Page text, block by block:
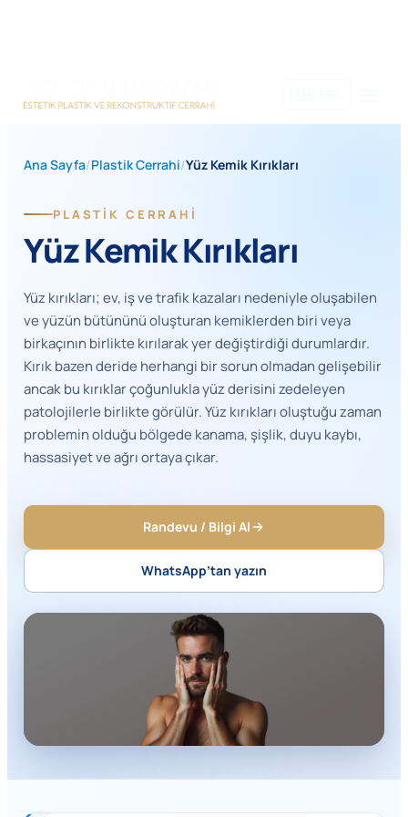
Ana Sayfa/Plastik Cerrahi/Yüz Kemik Kırıkları
PLASTIK CERRAHI
Yüz Kemik Kırıkları
Yüz kırıkları; ev, iş ve trafik kazaları nedeniyle oluşabilen
ve yüzün bütününü oluşturan kemiklerden biri veya
birkaçının birlikte kırılarak yer değiştirdiği durumlardır.
Kırık bazen deride herhangi bir sorun olmadan gelişebilir
ancak bu kırıklar çoğunlukla yüz derisini zedeleyen
patolojilerle birlikte görülür. Yüz kırıkları oluştuğu zaman
problemin olduğu bölgede kanama, şişlik, duyu kaybı,
hassasiyet ve ağrı ortaya çıkar.
Randevu / Bilgi Al
WhatsApp’tan yazın